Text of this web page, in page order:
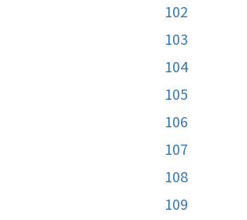
102
103
104
105
106
107
108
109